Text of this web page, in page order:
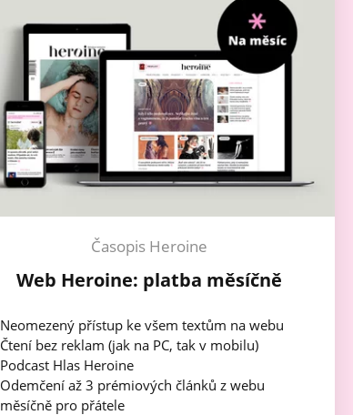
Časopis Heroine
Web Heroine: platba měsíčně
Neomezený přístup ke všem textům na webu
Čtení bez reklam (jak na PC, tak v mobilu)
Podcast Hlas Heroine
Odemčení až 3 prémiových článků z webu
měsíčně pro přátele